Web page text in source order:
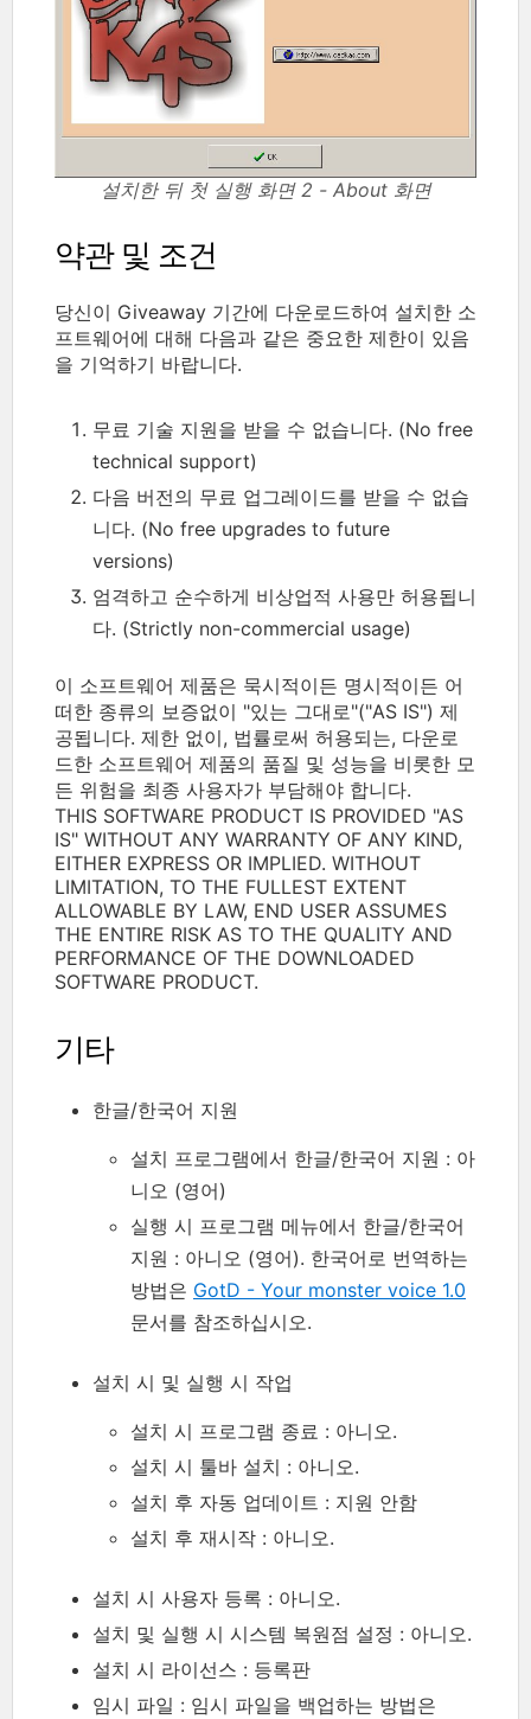
설치한 뒤 첫 실행 화면 2 - About 화면
약관 및 조건
당신이 Giveaway 기간에 다운로드하여 설치한 소
프트웨어에 대해 다음과 같은 중요한 제한이 있음
을 기억하기 바랍니다.
무료 기술 지원을 받을 수 없습니다. (No free
technical support)
다음 버전의 무료 업그레이드를 받을 수 없습
니다. (No free upgrades to future
versions)
엄격하고 순수하게 비상업적 사용만 허용됩니
다. (Strictly non-commercial usage)
이 소프트웨어 제품은 묵시적이든 명시적이든 어
떠한 종류의 보증없이 "있는 그대로"("AS IS") 제
공됩니다. 제한 없이, 법률로써 허용되는, 다운로
드한 소프트웨어 제품의 품질 및 성능을 비롯한 모
든 위험을 최종 사용자가 부담해야 합니다.
THIS SOFTWARE PRODUCT IS PROVIDED "AS
IS" WITHOUT ANY WARRANTY OF ANY KIND,
EITHER EXPRESS OR IMPLIED. WITHOUT
LIMITATION, TO THE FULLEST EXTENT
ALLOWABLE BY LAW, END USER ASSUMES
THE ENTIRE RISK AS TO THE QUALITY AND
PERFORMANCE OF THE DOWNLOADED
SOFTWARE PRODUCT.
기타
한글/한국어 지원
설치 프로그램에서 한글/한국어 지원 : 아
니오 (영어)
실행 시 프로그램 메뉴에서 한글/한국어
지원 : 아니오 (영어). 한국어로 번역하는
방법은 GotD - Your monster voice 1.0
문서를 참조하십시오.
설치 시 및 실행 시 작업
설치 시 프로그램 종료 : 아니오.
설치 시 툴바 설치 : 아니오.
설치 후 자동 업데이트 : 지원 안함
설치 후 재시작 : 아니오.
설치 시 사용자 등록 : 아니오.
설치 및 실행 시 시스템 복원점 설정 : 아니오.
설치 시 라이선스 : 등록판
임시 파일 : 임시 파일을 백업하는 방법은